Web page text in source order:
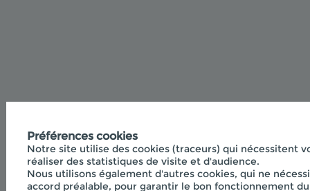
Préférences cookies
Notre site utilise des cookies (traceurs) qui nécessitent
réaliser des statistiques de visite et d'audience.
Nous utilisons également d'autres cookies, qui ne
accord préalable, pour garantir le bon fonctionnement